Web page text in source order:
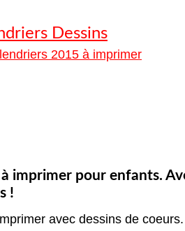
Dessins
2015 à imprimer
imprimer pour enfants.
!
avec dessins de